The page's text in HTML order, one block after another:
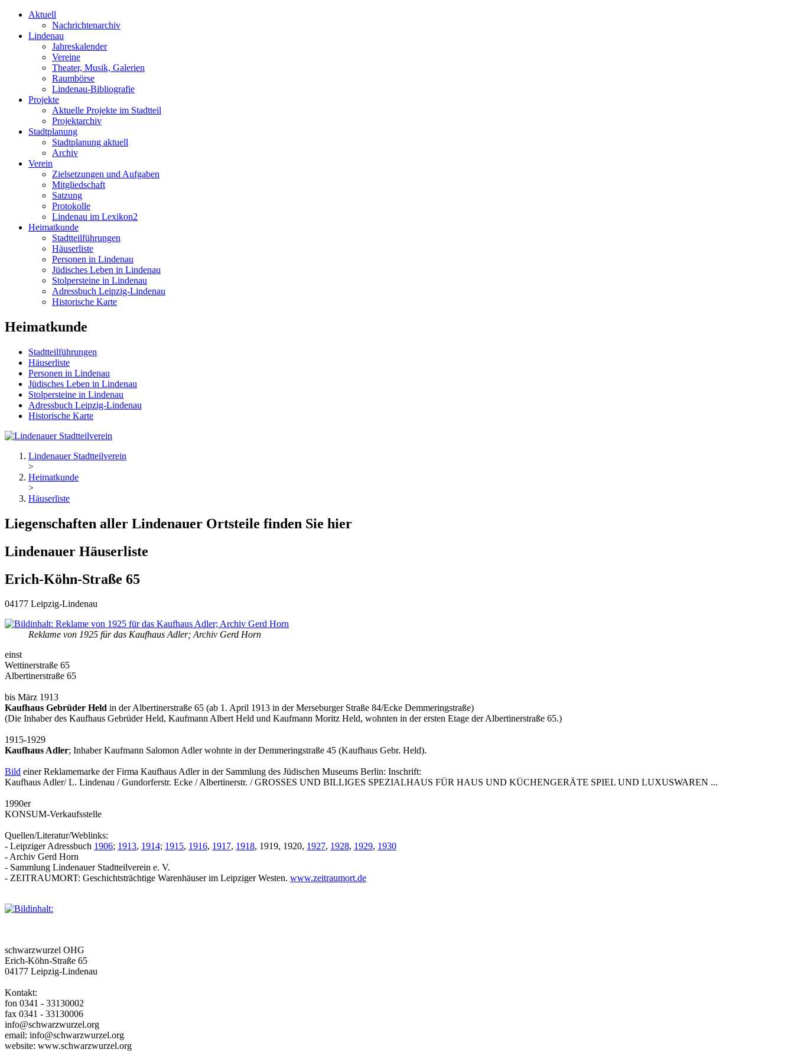
Aktuell
Nachrichtenarchiv
Lindenau
Jahreskalender
Vereine
Theater, Musik, Galerien
Raumbörse
Lindenau-Bibliografie
Projekte
Aktuelle Projekte im Stadtteil
Projektarchiv
Stadtplanung
Stadtplanung aktuell
Archiv
Verein
Zielsetzungen und Aufgaben
Mitgliedschaft
Satzung
Protokolle
Lindenau im Lexikon2
Heimatkunde
Stadtteilführungen
Häuserliste
Personen in Lindenau
Jüdisches Leben in Lindenau
Stolpersteine in Lindenau
Adressbuch Leipzig-Lindenau
Historische Karte
Heimatkunde
Stadtteilführungen
Häuserliste
Personen in Lindenau
Jüdisches Leben in Lindenau
Stolpersteine in Lindenau
Adressbuch Leipzig-Lindenau
Historische Karte
Lindenauer Stadtteilverein
>
Heimatkunde
>
Häuserliste
Liegenschaften aller Lindenauer Ortsteile finden Sie hier
Lindenauer Häuserliste
Erich-Köhn-Straße 65
04177 Leipzig-Lindenau
Reklame von 1925 für das Kaufhaus Adler; Archiv Gerd Horn
einst
Wettinerstraße 65
Albertinerstraße 65
bis März 1913
Kaufhaus Gebrüder Held in der Albertinerstraße 65 (ab 1. April 1913 in der Merseburger Straße 84/Ecke Demmeringstraße)
(Die Inhaber des Kaufhaus Gebrüder Held, Kaufmann Albert Held und Kaufmann Moritz Held, wohnten in der ersten Etage der Albertinerstraße 65.)
1915-1929
Kaufhaus Adler; Inhaber Kaufmann Salomon Adler wohnte in der Demmeringstraße 45 (Kaufhaus Gebr. Held).
Bild einer Reklamemarke der Firma Kaufhaus Adler in der Sammlung des Jüdischen Museums Berlin: Inschrift:
Kaufhaus Adler/ L. Lindenau / Gundorferstr. Ecke / Albertinerstr. / GROSSES UND BILLIGES SPEZIALHAUS FÜR HAUS UND KÜCHENGERÄTE SPIEL UND LUXUSWAREN ...
1990er
KONSUM-Verkaufsstelle
Quellen/Literatur/Weblinks:
- Leipziger Adressbuch 1906; 1913, 1914; 1915, 1916, 1917, 1918, 1919, 1920, 1927, 1928, 1929, 1930
- Archiv Gerd Horn
- Sammlung Lindenauer Stadtteilverein e. V.
- ZEITRAUMORT: Geschichtsträchtige Warenhäuser im Leipziger Westen. www.zeitraumort.de
schwarzwurzel OHG
Erich-Köhn-Straße 65
04177 Leipzig-Lindenau
Kontakt:
fon 0341 - 33130002
fax 0341 - 33130006
info@schwarzwurzel.org
email: info@schwarzwurzel.org
website: www.schwarzwurzel.org